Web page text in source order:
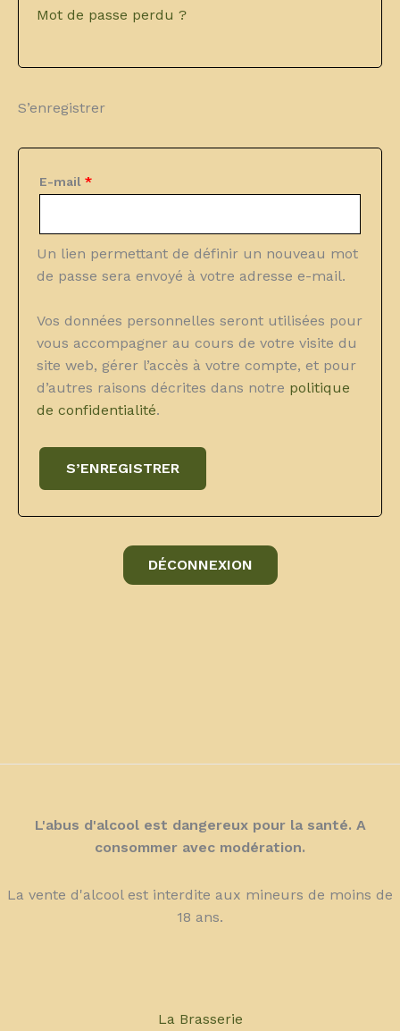
Mot de passe perdu ?
S’enregistrer
E-mail *Obligatoire
Un lien permettant de définir un nouveau mot
de passe sera envoyé à votre adresse e-mail.
Vos données personnelles seront utilisées pour
vous accompagner au cours de votre visite du
site web, gérer l’accès à votre compte, et pour
d’autres raisons décrites dans notre politique
de confidentialité.
S’ENREGISTRER
DÉCONNEXION
L'abus d'alcool est dangereux pour la santé. A
consommer avec modération.
La vente d'alcool est interdite aux mineurs de moins de
18 ans.
La Brasserie